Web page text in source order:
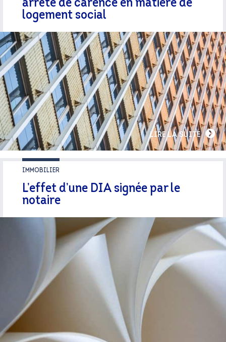
arrêté de carence en matière de
logement social
LIRE LA SUITE
IMMOBILIER
L’effet d’une DIA signée par le
notaire